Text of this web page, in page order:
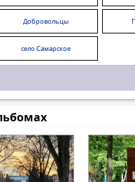
Добровольцы
село Самарское